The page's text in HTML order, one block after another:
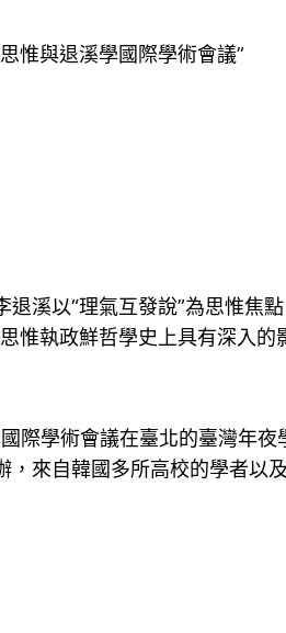
惟與退溪學國際學術會議”
溪以“理氣互發說”為思惟焦
惟執政鮮哲學史上具有深入
際學術會議在臺北的臺灣年
來自韓國多所高校的學者以